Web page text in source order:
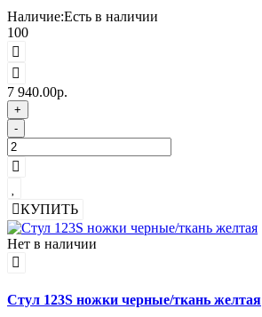
Наличие:Есть в наличии
100
7 940.00р.
+
-
КУПИТЬ
Нет в наличии
Стул 123S ножки черные/ткань желтая